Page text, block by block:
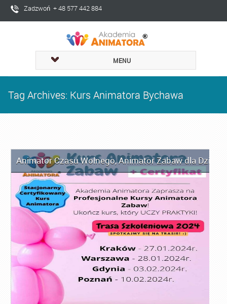
Zadzwoń + 48 577 442 884
MENU
Tag Archives: Kurs Animatora Bychawa
Animator Czasu Wolnego,Animator Zabaw dla Dzieci